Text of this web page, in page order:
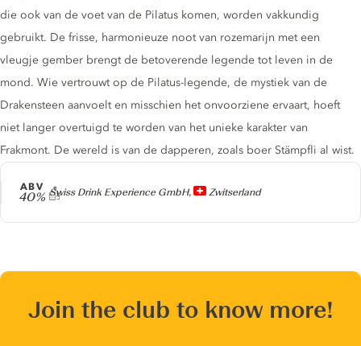
Producer
Swiss Drink Experience GmbH, Zwitserland
ABV
40%
die ook van de voet van de Pilatus komen, worden vakkundig
gebruikt. De frisse, harmonieuze noot van rozemarijn met een
vleugje gember brengt de betoverende legende tot leven in de
mond. Wie vertrouwt op de Pilatus-legende, de mystiek van de
Drakensteen aanvoelt en misschien het onvoorziene ervaart, hoeft
niet langer overtuigd te worden van het unieke karakter van
Frakmont. De wereld is van de dapperen, zoals boer Stämpfli al wist.
Join the club to know more!